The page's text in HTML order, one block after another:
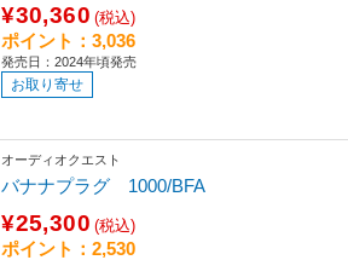
¥30,360 (税込)
ポイント：3,036
発売日：2024年頃発売
お取り寄せ
オーディオクエスト
バナナプラグ 1000/BFA
¥25,300 (税込)
ポイント：2,530